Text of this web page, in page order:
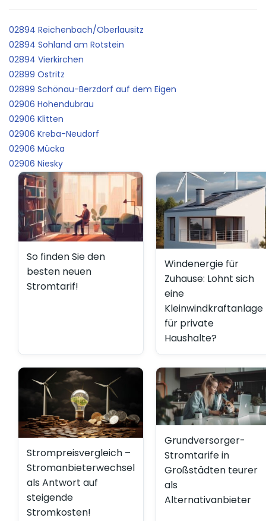
02894 Reichenbach/Oberlausitz
02894 Sohland am Rotstein
02894 Vierkirchen
02899 Ostritz
02899 Schönau-Berzdorf auf dem Eigen
02906 Hohendubrau
02906 Klitten
02906 Kreba-Neudorf
02906 Mücka
02906 Niesky
So finden Sie den
besten neuen
Stromtarif!
Windenergie für
Zuhause: Lohnt sich
eine
Kleinwindkraftanlage
für private
Haushalte?
Strompreisvergleich –
Stromanbieterwechsel
als Antwort auf
steigende
Stromkosten!
Grundversorger-
Stromtarife in
Großstädten teurer
als
Alternativanbieter